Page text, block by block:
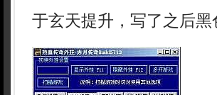
于玄天提升，写了之后黑